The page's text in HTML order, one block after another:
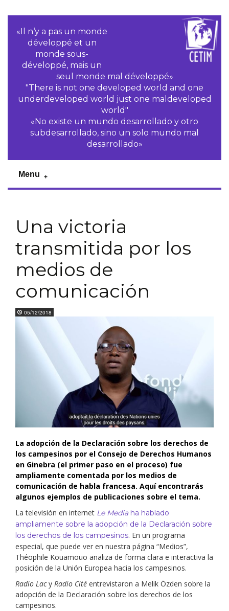
«Il n‘y a pas un monde
développé et un
monde sous-
développé, mais un
seul monde mal développé»
"There is not one developed world and one
underdeveloped world just one maldeveloped
world"
«No existe un mundo desarrollado y otro
subdesarrollado, sino un solo mundo mal
desarrollado»
Menu
Una victoria
transmitida por los
medios de
comunicación
05/12/2018
La adopción de la Declaración sobre los derechos de
los campesinos por el Consejo de Derechos Humanos
en Ginebra (el primer paso en el proceso) fue
ampliamente comentada por los medios de
comunicación de habla francesa. Aquí encontrarás
algunos ejemplos de publicaciones sobre el tema.
La televisión en internet Le Mediaha hablado
ampliamente sobre la adopción de la Declaración sobre
los derechos de los campesinos. En un programa
especial, que puede ver en nuestra página “Medios”,
Théophile Kouamouo analiza de forma clara e interactiva la
posición de la Unión Europea hacia los campesinos.
Radio Lacy Radio Cité entrevistaron a Melik Özden sobre la
adopción de la Declaración sobre los derechos de los
campesinos.